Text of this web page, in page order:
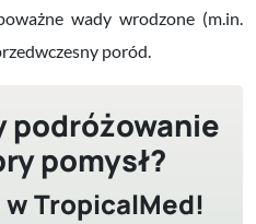
wady wrodzone (m.in.
poród.
podróżowanie
pomysł?
TropicalMed!